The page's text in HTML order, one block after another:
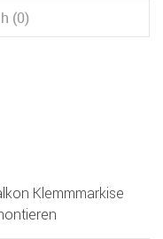
(0)
Klemmmarkise